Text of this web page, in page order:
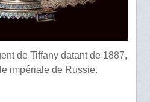
de Tiffany datant de 1887,
impériale de Russie.